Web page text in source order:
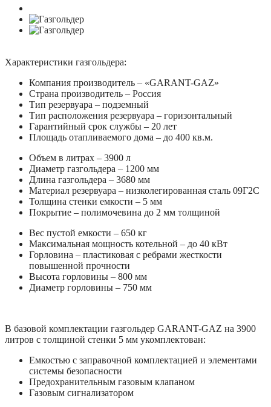
Характеристики газгольдера:
Компания производитель – «GARANT-GAZ»
Страна производитель – Россия
Тип резервуара – подземный
Тип расположения резервуара – горизонтальный
Гарантийный срок службы – 20 лет
Площадь отапливаемого дома – до 400 кв.м.
Объем в литрах – 3900 л
Диаметр газгольдера – 1200 мм
Длина газгольдера – 3680 мм
Материал резервуара – низколегированная сталь 09Г2С
Толщина стенки емкости – 5 мм
Покрытие – полимочевина до 2 мм толщиной
Вес пустой емкости – 650 кг
Максимальная мощность котельной – до 40 кВт
Горловина – пластиковая с ребрами жесткости
повышенной прочности
Высота горловины – 800 мм
Диаметр горловины – 750 мм
В базовой комплектации газгольдер GARANT-GAZ на 3900
литров с толщиной стенки 5 мм укомплектован:
Емкостью с заправочной комплектацией и элементами
системы безопасности
Предохранительным газовым клапаном
Газовым сигнализатором